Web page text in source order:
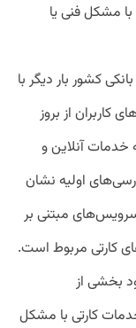
مشکل فنی یا
کشور بار دیگر با
کاربران از بروز
آنلاین و
اولیه نشان
مبتنی بر
کارتی مربوط است.
بخشی از
کارتی با مشکل